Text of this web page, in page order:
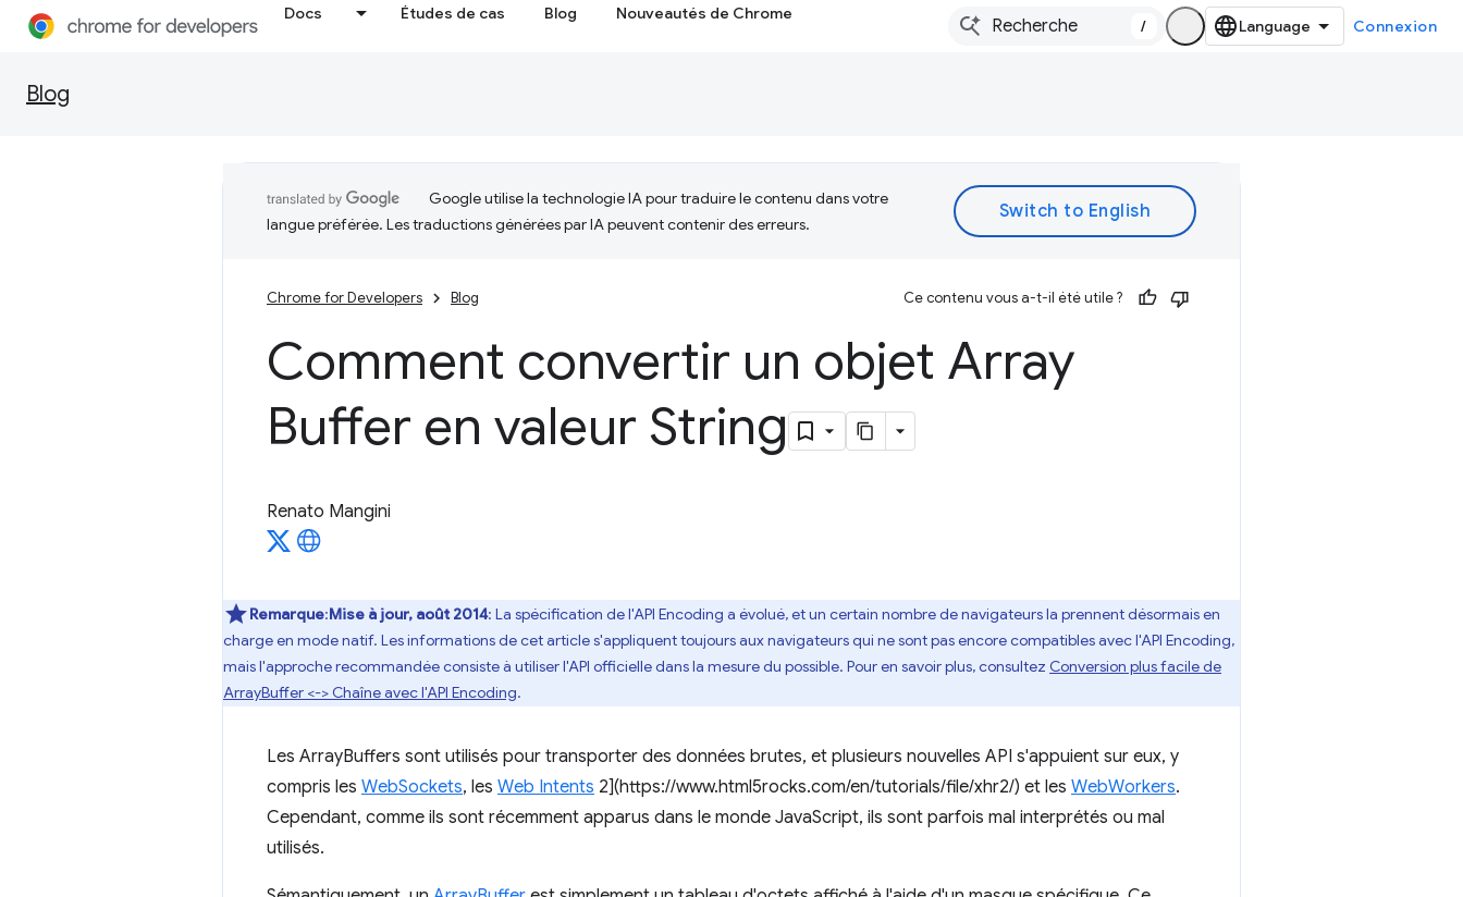
Docs Études de cas Blog Nouveautés de Chrome
/ Connexion
Blog
Google utilise la technologie IA pour traduire le contenu dans votre
langue préférée. Les traductions générées par IA peuvent contenir des erreurs.
Chrome for Developers Blog Ce contenu vous a-t-il été utile ?
Comment convertir un objet Array
Buffer en valeur String
Renato Mangini
Remarque:Mise à jour, août 2014: La spécification de l'API Encoding a évolué, et un certain nombre de navigateurs la prennent désormais en
charge en mode natif. Les informations de cet article s'appliquent toujours aux navigateurs qui ne sont pas encore compatibles avec l'API Encoding,
mais l'approche recommandée consiste à utiliser l'API officielle dans la mesure du possible. Pour en savoir plus, consultez Conversion plus facile de
ArrayBuffer <-> Chaîne avec l'API Encoding.
Les ArrayBuffers sont utilisés pour transporter des données brutes, et plusieurs nouvelles API s'appuient sur eux, y
compris les WebSockets, les Web Intents 2](https://www.html5rocks.com/en/tutorials/file/xhr2/) et les WebWorkers.
Cependant, comme ils sont récemment apparus dans le monde JavaScript, ils sont parfois mal interprétés ou mal
utilisés.